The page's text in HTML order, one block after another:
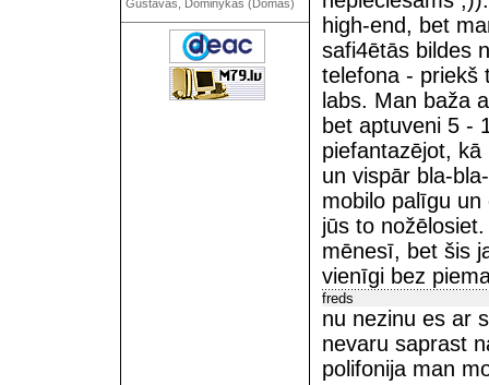
Gustavas, Dominykas (Domas)
high-end, bet
safi4ētās bildes
telefona - priekš
labs. Man baža
bet aptuveni 5 -
piefantazējot,
un vispār bla-
mobilo palīgu
jūs to
mēnesī, bet šis
vienīgi bez
freds
nu nezinu es ar
nevaru saprast
polifonija man